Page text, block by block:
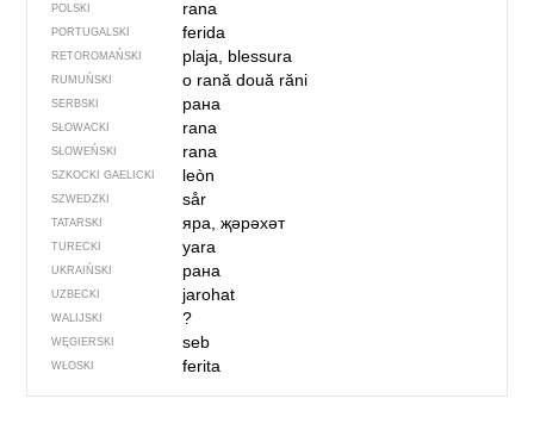
POLSKI rana
PORTUGALSKI ferida
RETOROMAŃSKI plaja, blessura
RUMUŃSKI o ranădouă răni
SERBSKI рана
SŁOWACKI rana
SŁOWEŃSKI rana
SZKOCKI GAELICKI leòn
SZWEDZKI sår
TATARSKI яра, җәрәхәт
TURECKI yara
UKRAIŃSKI рана
UZBECKI jarohat
WALIJSKI ?
WĘGIERSKI seb
WŁOSKI ferita